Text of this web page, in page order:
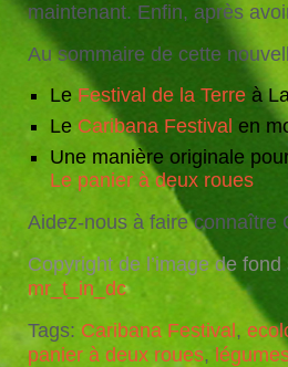
maintenant. Enfin, après
Au sommaire de cette
Le Festival de la Terre à
Le Caribana Festival en
Une manière originale
Le panier à deux roues
Aidez-nous à faire connaître
Copyright de l’image de
mr_t_in_dc
Tags: Caribana Festival ,
panier à deux roues,